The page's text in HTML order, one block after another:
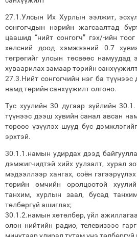
27.1.Улсын Их Хурлын ээлжит,
сонгогчдын нэрийн жагсаалтад
цаашид “нийт сонгогч” гэх/-ийн
хөлсний доод хэмжээний 0.7
төгрөгийг улсын төсвөөс намуудад
хуваарилах замаар төрийн
27.3.Нийт сонгогчийн нэг ба
намд төрийн санхүүжилт олгоно.
Тус хуулийн 30 дугаар зүйлийн
түүнээс дээш хувийн санал авсан
төрөөс үзүүлэх шууд бус
эрхтэй.
30.1.1.намын удирдах дээд
дэмжигчидтэй хийх уулзалт, хурал
мэдээллээр хангах, соён
төрийн өмчийн оролцоотой
танхим, хурлын заал, бусад
төлбөргүй ашиглах;
30.1.2.намын хөтөлбөр, үйл
олон нийтийн радио, телевизээс